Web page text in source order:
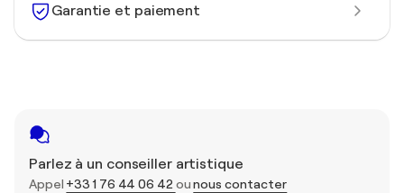
Garantie et paiement
Parlez à un conseiller artistique
Appel +33 1 76 44 06 42ounous contacter